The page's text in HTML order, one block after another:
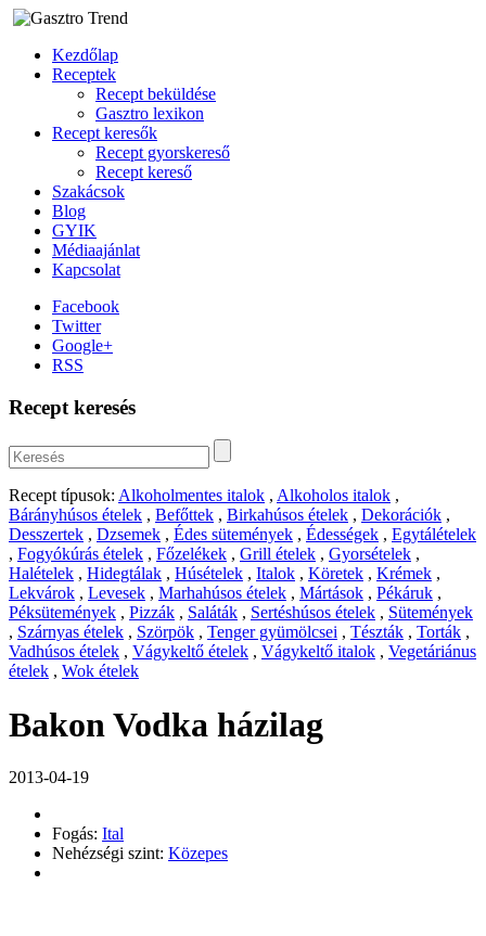
Kezdőlap
Receptek
Recept beküldése
Gasztro lexikon
Recept keresők
Recept gyorskereső
Recept kereső
Szakácsok
Blog
GYIK
Médiaajánlat
Kapcsolat
Facebook
Twitter
Google+
RSS
Recept keresés
Recept típusok: Alkoholmentes italok , Alkoholos italok ,
Bárányhúsos ételek , Befőttek , Birkahúsos ételek , Dekorációk ,
Desszertek , Dzsemek , Édes sütemények , Édességek , Egytálételek
, Fogyókúrás ételek , Főzelékek , Grill ételek , Gyorsételek ,
Halételek , Hidegtálak , Húsételek , Italok , Köretek , Krémek ,
Lekvárok , Levesek , Marhahúsos ételek , Mártások , Pékáruk ,
Péksütemények , Pizzák , Saláták , Sertéshúsos ételek , Sütemények
, Szárnyas ételek , Szörpök , Tenger gyümölcsei , Tészták , Torták ,
Vadhúsos ételek , Vágykeltő ételek , Vágykeltő italok , Vegetáriánus
ételek , Wok ételek
Bakon Vodka házilag
2013-04-19
Fogás: Ital
Nehézségi szint: Közepes